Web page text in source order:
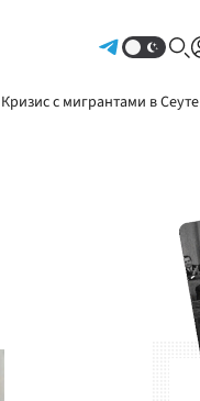
Кризис с мигрантами в Сеуте